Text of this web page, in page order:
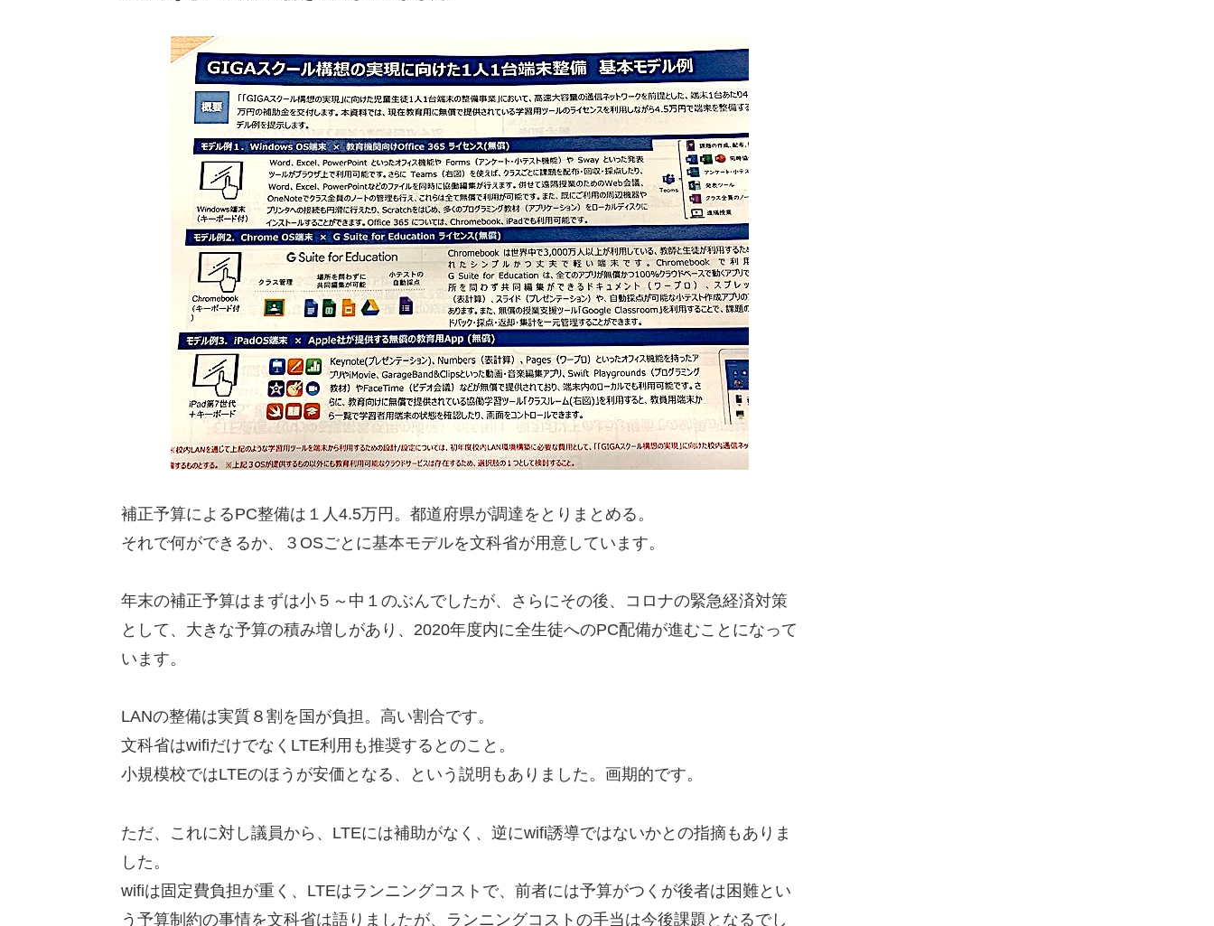
補正予算によるPC整備は１人4.5万円。都道府県が調達をとりまとめる。
それで何ができるか、３OSごとに基本モデルを文科省が用意しています。
年末の補正予算はまずは小５～中１のぶんでしたが、さらにその後、コロナの緊急経済対策
として、大きな予算の積み増しがあり、2020年度内に全生徒へのPC配備が進むことになって
います。
LANの整備は実質８割を国が負担。高い割合です。
文科省はwifiだけでなくLTE利用も推奨するとのこと。
小規模校ではLTEのほうが安価となる、という説明もありました。画期的です。
ただ、これに対し議員から、LTEには補助がなく、逆にwifi誘導ではないかとの指摘もありま
した。
wifiは固定費負担が重く、LTEはランニングコストで、前者には予算がつくが後者は困難とい
う予算制約の事情を文科省は語りましたが、ランニングコストの手当は今後課題となるでし